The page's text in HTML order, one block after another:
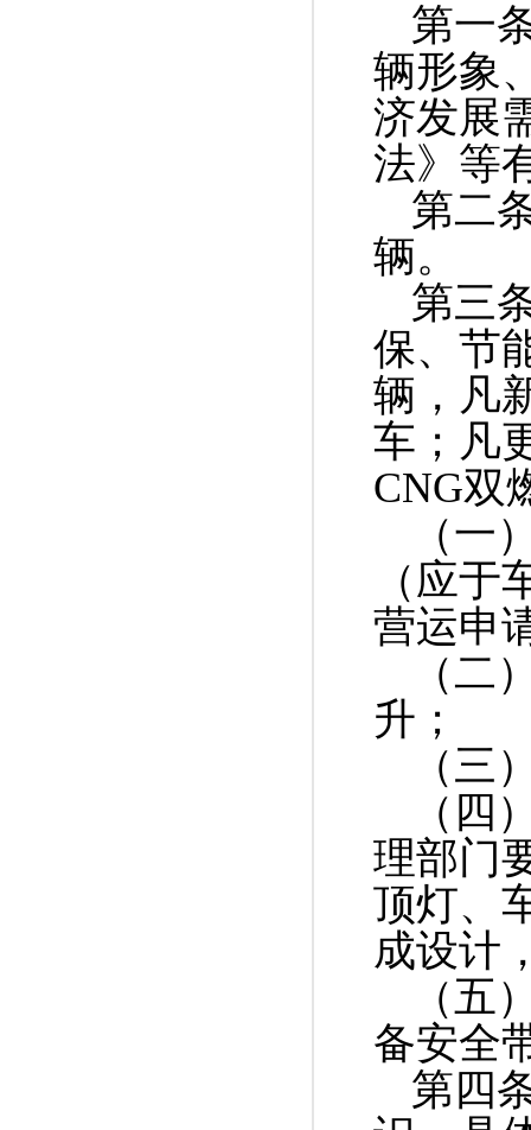
第一
辆形象
济发展
法》等
第二
辆。
第三
保、节
辆，凡
车；凡
CNG双
（一
（应
营运申
（二
升；
（三
（四
理部门
顶灯、
成设计
（五
备安全
第四